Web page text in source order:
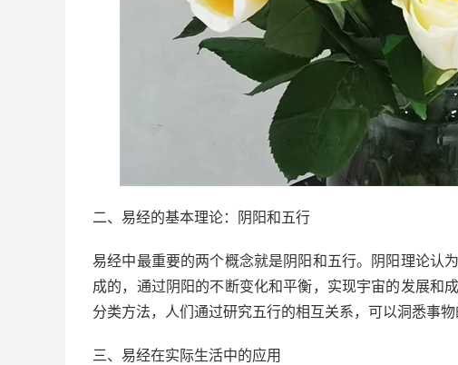
二、易经的基本理论：阴阳和五行
易经中最重要的两个概念就是阴阳和五行。阴阳理论认
成的，通过阴阳的不断变化和平衡，实现宇宙的发展和
分类方法，人们通过研究五行的相互关系，可以洞悉事物
三、易经在实际生活中的应用